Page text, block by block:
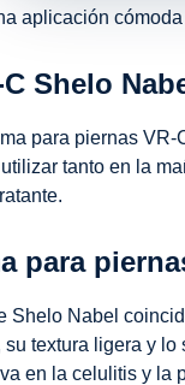
aplicación
Shelo
para piernas
tanto en la
para
Nabel
textura ligera y
en la celulitis y la